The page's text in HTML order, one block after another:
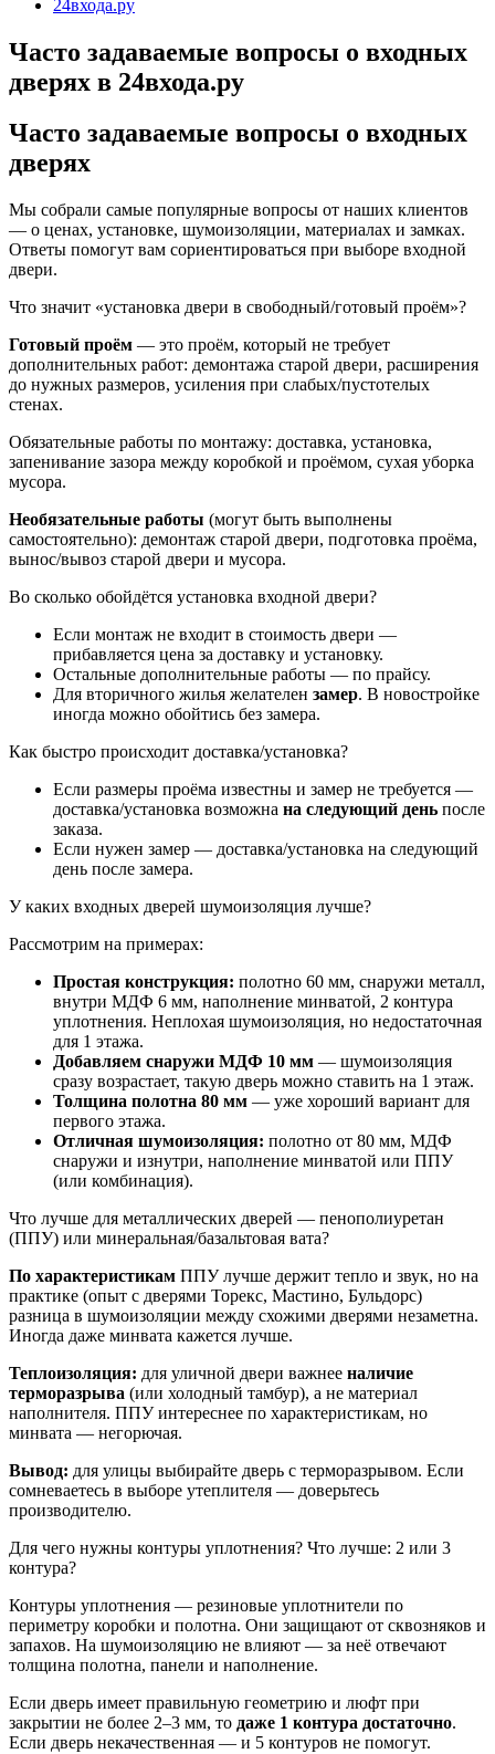
Часто задаваемые вопросы о входных
дверях в 24входа.ру
Часто задаваемые вопросы о входных
дверях
Мы собрали самые популярные вопросы от наших клиентов
— о ценах, установке, шумоизоляции, материалах и замках.
Ответы помогут вам сориентироваться при выборе входной
двери.
Что значит «установка двери в свободный/готовый проём»?
Готовый проём — это проём, который не требует
дополнительных работ: демонтажа старой двери, расширения
до нужных размеров, усиления при слабых/пустотелых
стенах.
Обязательные работы по монтажу: доставка, установка,
запенивание зазора между коробкой и проёмом, сухая уборка
мусора.
Необязательные работы (могут быть выполнены
самостоятельно): демонтаж старой двери, подготовка проёма,
вынос/вывоз старой двери и мусора.
Во сколько обойдётся установка входной двери?
Если монтаж не входит в стоимость двери —
прибавляется цена за доставку и установку.
Остальные дополнительные работы — по прайсу.
Для вторичного жилья желателен замер. В новостройке
иногда можно обойтись без замера.
Как быстро происходит доставка/установка?
Если размеры проёма известны и замер не требуется —
доставка/установка возможна на следующий день после
заказа.
Если нужен замер — доставка/установка на следующий
день после замера.
У каких входных дверей шумоизоляция лучше?
Рассмотрим на примерах:
Простая конструкция: полотно 60 мм, снаружи металл,
внутри МДФ 6 мм, наполнение минватой, 2 контура
уплотнения. Неплохая шумоизоляция, но недостаточная
для 1 этажа.
Добавляем снаружи МДФ 10 мм — шумоизоляция
сразу возрастает, такую дверь можно ставить на 1 этаж.
Толщина полотна 80 мм — уже хороший вариант для
первого этажа.
Отличная шумоизоляция: полотно от 80 мм, МДФ
снаружи и изнутри, наполнение минватой или ППУ
(или комбинация).
Что лучше для металлических дверей — пенополиуретан
(ППУ) или минеральная/базальтовая вата?
По характеристикам ППУ лучше держит тепло и звук, но на
практике (опыт с дверями Торекс, Мастино, Бульдорс)
разница в шумоизоляции между схожими дверями незаметна.
Иногда даже минвата кажется лучше.
Теплоизоляция: для уличной двери важнее наличие
терморазрыва (или холодный тамбур), а не материал
наполнителя. ППУ интереснее по характеристикам, но
минвата — негорючая.
Вывод: для улицы выбирайте дверь с терморазрывом. Если
сомневаетесь в выборе утеплителя — доверьтесь
производителю.
Для чего нужны контуры уплотнения? Что лучше: 2 или 3
контура?
Контуры уплотнения — резиновые уплотнители по
периметру коробки и полотна. Они защищают от сквозняков и
запахов. На шумоизоляцию не влияют — за неё отвечают
толщина полотна, панели и наполнение.
Если дверь имеет правильную геометрию и люфт при
закрытии не более 2–3 мм, то даже 1 контура достаточно.
Если дверь некачественная — и 5 контуров не помогут.